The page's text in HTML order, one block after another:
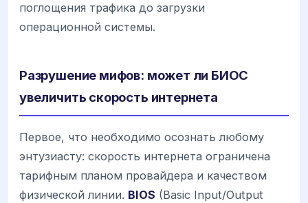
поглощения трафика до загрузки
операционной системы.
Разрушение мифов: может ли БИОС
увеличить скорость интернета
Первое, что необходимо осознать любому
энтузиасту: скорость интернета ограничена
тарифным планом провайдера и качеством
физической линии. BIOS (Basic Input/Output